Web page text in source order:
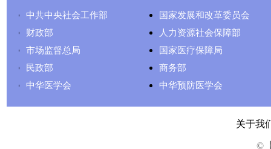
中共中央社会工作部
国家发展和改革委员会
财政部
人力资源社会保障部
市场监督总局
国家医疗保障局
民政部
商务部
中华医学会
中华预防医学会
关于我
©